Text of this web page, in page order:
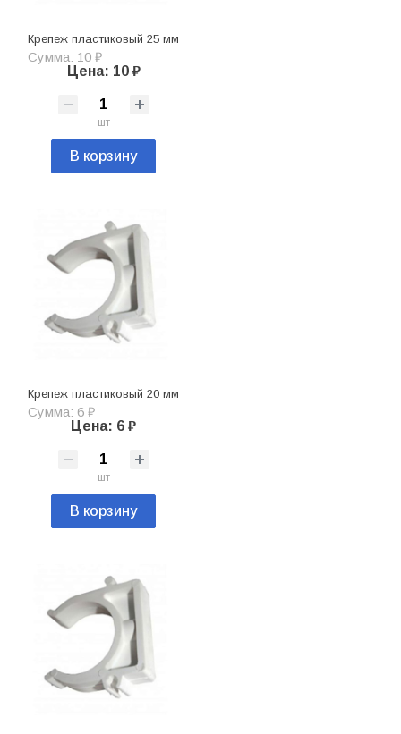
Крепеж пластиковый 25 мм
Сумма: 10 ₽
Цена: 10 ₽
шт
В корзину
Крепеж пластиковый 20 мм
Сумма: 6 ₽
Цена: 6 ₽
шт
В корзину